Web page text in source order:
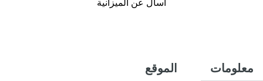
اسأل عن الميزانية
معلومات الموقع